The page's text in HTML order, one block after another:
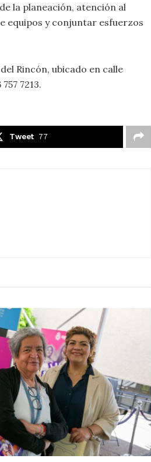
la planeación, atención al
equipos y conjuntar esfuerzos
Rincón, ubicado en calle
7213.
Tweet 77